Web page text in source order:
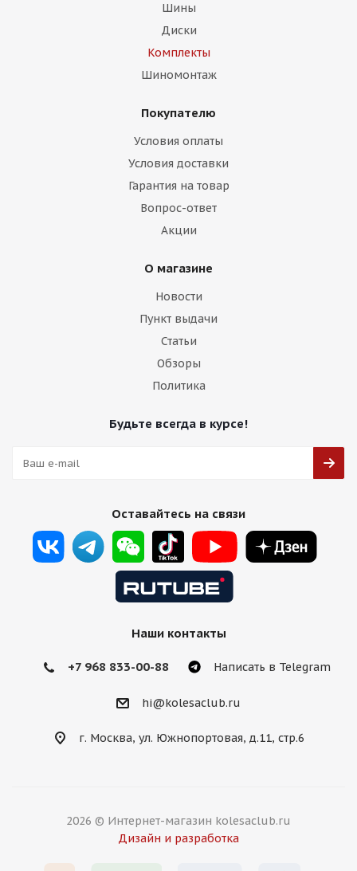
Шины
Диски
Комплекты
Шиномонтаж
Покупателю
Условия оплаты
Условия доставки
Гарантия на товар
Вопрос-ответ
Акции
О магазине
Новости
Пункт выдачи
Статьи
Обзоры
Политика
Будьте всегда в курсе!
Оставайтесь на связи
Наши контакты
+7 968 833-00-88 Написать в Telegram
hi@kolesaclub.ru
г. Москва, ул. Южнопортовая, д.11, стр.6
2026 © Интернет-магазин kolesaclub.ru
Дизайн и разработка